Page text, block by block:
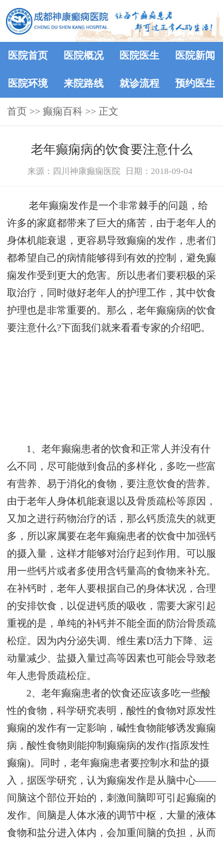
医院首页 医院概况 医院医生 医院新闻
医院环境 来院路线 就诊流程 预约医生
首页 >> 癫痫百科 >> 正文
老年癫痫病的饮食要注意什么
来源：四川神康癫痫医院 日期：2018-09-04
老年癫痫发作是一个非常棘手的问题，给
许多的家庭都带来了巨大的痛苦，由于老年人的
身体机能衰退，更容易导致癫痫的发作，患者们
都希望自己的病情能够得到有效的控制，避免癫
痫发作受到更大的危害。所以患者们要积极的采
取治疗，同时做好老年人的护理工作，其中饮食
护理也是非常重要的。那么，老年癫痫病的饮食
要注意什么?下面我们就来看看专家的介绍吧。
1、老年癫痫患者的饮食和正常人并没有什
么不同，尽可能做到食品的多样化，多吃一些富
有营养、易于消化的食物，要注意饮食的营养。
由于老年人身体机能衰退以及骨质疏松等原因，
又加之进行药物治疗的话，那么钙质流失的就更
多，所以家属要在老年癫痫患者的饮食中加强钙
的摄入量，这样才能够对治疗起到作用。可以服
用一些钙片或者多使用含钙量高的食物来补充。
在补钙时，老年人要根据自己的身体状况，合理
的安排饮食，以促进钙质的吸收，需要大家引起
重视的是，单纯的补钙并不能全面的防治骨质疏
松症。因为内分泌失调、维生素D活力下降、运
动量减少、盐摄入量过高等因素也可能会导致老
年人患骨质疏松症。
2、老年癫痫患者的饮食还应该多吃一些酸
性的食物，科学研究表明，酸性的食物对原发性
癫痫的发作有一定影响，碱性食物能够诱发癫痫
病，酸性食物则能抑制癫痫病的发作(指原发性
癫痫)。同时，老年癫痫患者要控制水和盐的摄
入，据医学研究，认为癫痫发作是从脑中心——
间脑这个部位开始的，刺激间脑即可引起癫痫的
发作。间脑是人体水液的调节中枢，大量的液体
食物和盐分进入体内，会加重间脑的负担，从而